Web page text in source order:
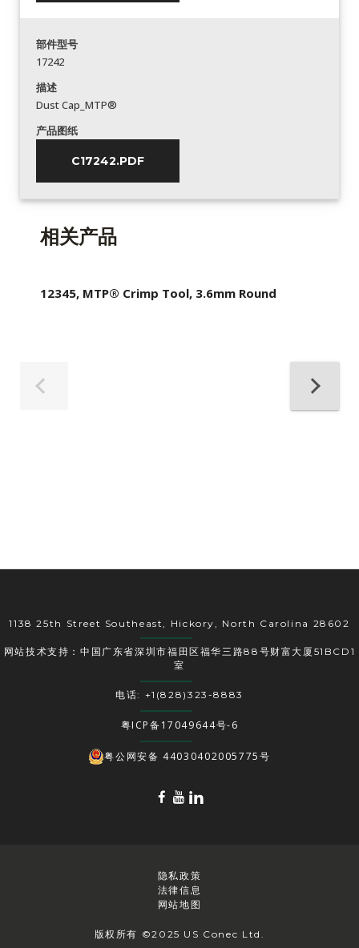
部件型号
17242
描述
Dust Cap_MTP®
产品图纸
C17242.PDF
相关产品
12345, MTP® Crimp Tool, 3.6mm Round
1138 25th Street Southeast, Hickory, North Carolina 28602
网站技术支持：中国广东省深圳市福田区福华三路88号财富大厦51BCD1
室
电话: +1(828)323-8883
粤ICP备17049644号-6
粤公网安备 44030402005775号
版权所有 ©2025 US Conec Ltd.
隐私政策
法律信息
网站地图